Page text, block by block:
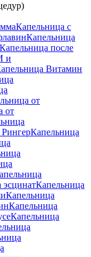
Капельница с
Капельница
Капельница после
и
Витамин
от
от
Капельница
Капельница
Капельница
Капельница
Капельница